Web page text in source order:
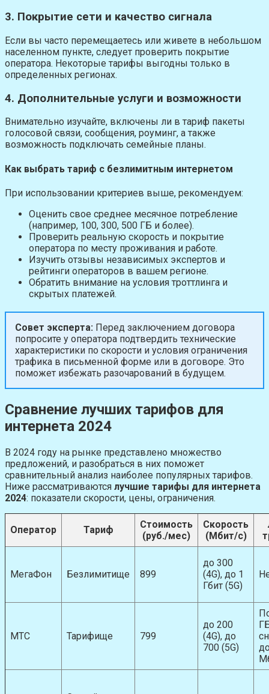
3. Покрытие сети и качество сигнала
Если вы часто перемещаетесь или живете в небольшом
населенном пункте, следует проверить покрытие
оператора. Некоторые тарифы выгодны только в
определенных регионах.
4. Дополнительные услуги и возможности
Внимательно изучайте, включены ли в тариф пакеты
голосовой связи, сообщения, роуминг, а также
возможность подключать семейные планы.
Как выбрать тариф с безлимитным интернетом
При использовании критериев выше, рекомендуем:
Оценить свое среднее месячное потребление
(например, 100, 300, 500 ГБ и более).
Проверить реальную скорость и покрытие
оператора по месту проживания и работе.
Изучить отзывы независимых экспертов и
рейтинги операторов в вашем регионе.
Обратить внимание на условия троттлинга и
скрытых платежей.
Совет эксперта: Перед заключением договора
попросите у оператора подтвердить технические
характеристики по скорости и условия ограничения
трафика в письменной форме или в договоре. Это
поможет избежать разочарований в будущем.
Сравнение лучших тарифов для
интернета 2024
В 2024 году на рынке представлено множество
предложений, и разобраться в них поможет
сравнительный анализ наиболее популярных тарифов.
Ниже рассматриваются лучшие тарифы для интернета
2024: показатели скорости, цены, ограничения.
Оператор Тариф
Стоимость
(руб./мес)
Скорость
(Мбит/с)
МегаФон Безлимитище 899
до 300
(4G), до 1
Гбит (5G)
МТС Тарифище 799
до 200
(4G), до
700 (5G)